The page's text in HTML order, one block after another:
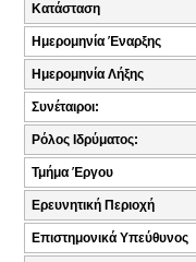
Κατάσταση
Ημερομηνία Έναρξης
Ημερομηνία Λήξης
Συνέταιροι:
Ρόλος Ιδρύματος:
Τμήμα Έργου
Ερευνητική Περιοχή
Επιστημονικά Υπεύθυνος